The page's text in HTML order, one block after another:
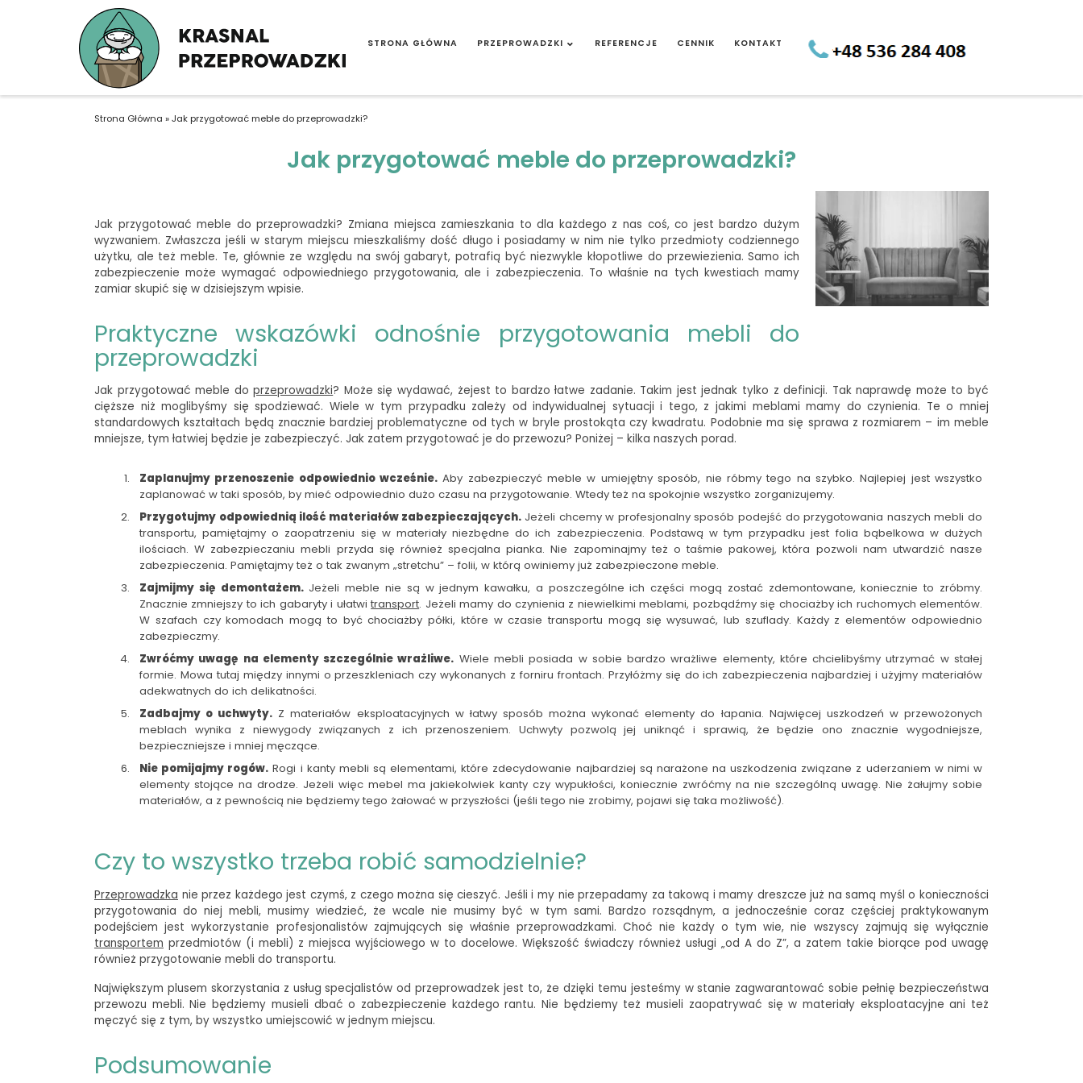
STRONA GŁÓWNA PRZEPROWADZKI REFERENCJE CENNIK KONTAKT
Strona Główna »Jak przygotować meble do przeprowadzki?
Jak przygotować meble do przeprowadzki?
Jak przygotować meble do przeprowadzki? Zmiana miejsca zamieszkania to dla każdego z nas coś, co jest bardzo dużym
wyzwaniem. Zwłaszcza jeśli w starym miejscu mieszkaliśmy dość długo i posiadamy w nim nie tylko przedmioty codziennego
użytku, ale też meble. Te, głównie ze względu na swój gabaryt, potrafią być niezwykle kłopotliwe do przewiezienia. Samo ich
zabezpieczenie może wymagać odpowiedniego przygotowania, ale i zabezpieczenia. To właśnie na tych kwestiach mamy
zamiar skupić się w dzisiejszym wpisie.
Praktyczne wskazówki odnośnie przygotowania mebli do
przeprowadzki
Jak przygotować meble doprzeprowadzki? Może się wydawać, żejest to bardzo łatwe zadanie. Takim jest jednak tylko z definicji. Tak naprawdę może to być
cięższe niż moglibyśmy się spodziewać. Wiele w tym przypadku zależy od indywidualnej sytuacji i tego, z jakimi meblami mamy do czynienia. Te o mniej
standardowych kształtach będą znacznie bardziej problematyczne od tych w bryle prostokąta czy kwadratu. Podobnie ma się sprawa z rozmiarem – im meble
mniejsze, tym łatwiej będzie je zabezpieczyć. Jak zatem przygotować je do przewozu? Poniżej – kilka naszych porad.
Zaplanujmy przenoszenie odpowiednio wcześnie. Aby zabezpieczyć meble w umiejętny sposób, nie róbmy tego na szybko. Najlepiej jest wszystko
zaplanować w taki sposób, by mieć odpowiednio dużo czasu na przygotowanie. Wtedy też na spokojnie wszystko zorganizujemy.
Przygotujmy odpowiednią ilość materiałów zabezpieczających. Jeżeli chcemy w profesjonalny sposób podejść do przygotowania naszych mebli do
transportu, pamiętajmy o zaopatrzeniu się w materiały niezbędne do ich zabezpieczenia. Podstawą w tym przypadku jest folia bąbelkowa w dużych
ilościach. W zabezpieczaniu mebli przyda się również specjalna pianka. Nie zapominajmy też o taśmie pakowej, która pozwoli nam utwardzić nasze
zabezpieczenia. Pamiętajmy też o tak zwanym „stretchu” – folii, w którą owiniemy już zabezpieczone meble.
Zajmijmy się demontażem.Jeżeli meble nie są w jednym kawałku, a poszczególne ich części mogą zostać zdemontowane, koniecznie to zróbmy.
Znacznie zmniejszy to ich gabaryty i ułatwitransport. Jeżeli mamy do czynienia z niewielkimi meblami, pozbądźmy się chociażby ich ruchomych elementów.
W szafach czy komodach mogą to być chociażby półki, które w czasie transportu mogą się wysuwać, lub szuflady. Każdy z elementów odpowiednio
zabezpieczmy.
Zwróćmy uwagę na elementy szczególnie wrażliwe. Wiele mebli posiada w sobie bardzo wrażliwe elementy, które chcielibyśmy utrzymać w stałej
formie. Mowa tutaj między innymi o przeszkleniach czy wykonanych z forniru frontach. Przyłóżmy się do ich zabezpieczenia najbardziej i użyjmy materiałów
adekwatnych do ich delikatności.
Zadbajmy o uchwyty. Z materiałów eksploatacyjnych w łatwy sposób można wykonać elementy do łapania. Najwięcej uszkodzeń w przewożonych
meblach wynika z niewygody związanych z ich przenoszeniem. Uchwyty pozwolą jej uniknąć i sprawią, że będzie ono znacznie wygodniejsze,
bezpieczniejsze i mniej męczące.
Nie pomijajmy rogów. Rogi i kanty mebli są elementami, które zdecydowanie najbardziej są narażone na uszkodzenia związane z uderzaniem w nimi w
elementy stojące na drodze. Jeżeli więc mebel ma jakiekolwiek kanty czy wypukłości, koniecznie zwróćmy na nie szczególną uwagę. Nie żałujmy sobie
materiałów, a z pewnością nie będziemy tego żałować w przyszłości (jeśli tego nie zrobimy, pojawi się taka możliwość).
Czy to wszystko trzeba robić samodzielnie?
Przeprowadzka nie przez każdego jest czymś, z czego można się cieszyć. Jeśli i my nie przepadamy za takową i mamy dreszcze już na samą myśl o konieczności
przygotowania do niej mebli, musimy wiedzieć, że wcale nie musimy być w tym sami. Bardzo rozsądnym, a jednocześnie coraz częściej praktykowanym
podejściem jest wykorzystanie profesjonalistów zajmujących się właśnie przeprowadzkami. Choć nie każdy o tym wie, nie wszyscy zajmują się wyłącznie
transportem przedmiotów (i mebli) z miejsca wyjściowego w to docelowe. Większość świadczy również usługi „od A do Z”, a zatem takie biorące pod uwagę
również przygotowanie mebli do transportu.
Największym plusem skorzystania z usług specjalistów od przeprowadzek jest to, że dzięki temu jesteśmy w stanie zagwarantować sobie pełnię bezpieczeństwa
przewozu mebli. Nie będziemy musieli dbać o zabezpieczenie każdego rantu. Nie będziemy też musieli zaopatrywać się w materiały eksploatacyjne ani też
męczyć się z tym, by wszystko umiejscowić w jednym miejscu.
Podsumowanie